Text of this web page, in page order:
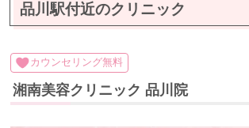
品川駅付近のクリニック
カウンセリング無料
湘南美容クリニック 品川院